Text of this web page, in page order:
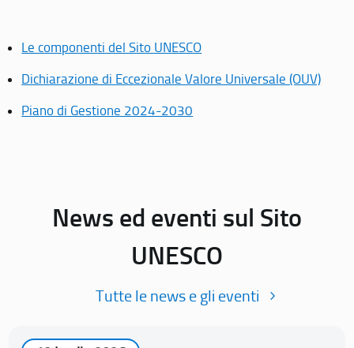
Le componenti del Sito UNESCO
Dichiarazione di Eccezionale Valore Universale (OUV)
Piano di Gestione 2024-2030
News ed eventi sul Sito
UNESCO
Tutte le news e gli eventi